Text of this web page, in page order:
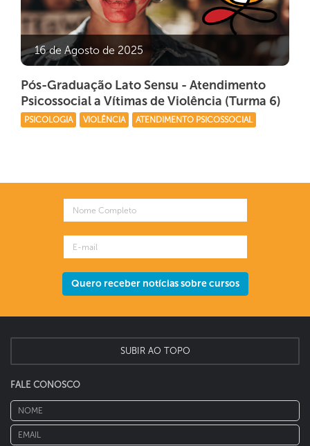
16 de Agosto de 2025
Pós-Graduação Lato Sensu - Atendimento
Psicossocial a Vítimas de Violência (Turma 6)
PSICOLOGIA VIOLÊNCIA ATENDIMENTO PSICOSSOCIAL
Quero receber notícias sobre cursos
SUBIR AO TOPO
FALE CONOSCO